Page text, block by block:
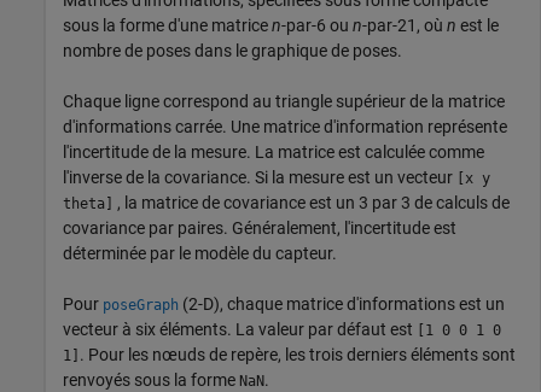
sous la forme d'une matricen-par-6 ou n-par-21, où n est le
nombre de poses dans le graphique de poses.
Chaque ligne correspond au triangle supérieur de la matrice
d'informations carrée. Une matrice d'information représente
l'incertitude de la mesure. La matrice est calculée comme
l'inverse de la covariance. Si la mesure est un vecteur
[x y
theta]
, la matrice de covariance est un 3 par 3 de calculs de
covariance par paires. Généralement, l'incertitude est
déterminée par le modèle du capteur.
Pour poseGraph (2-D), chaque matrice d'informations est un
vecteur à six éléments. La valeur par défaut est
[1 0 0 1 0
1] . Pour les nœuds de repère, les trois derniers éléments sont
renvoyés sous la forme NaN.